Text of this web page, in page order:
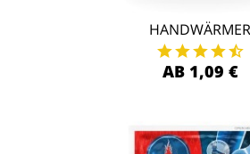
HANDWÄRMER
AB 1,09 €